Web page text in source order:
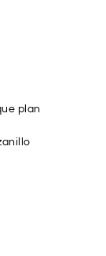
plan